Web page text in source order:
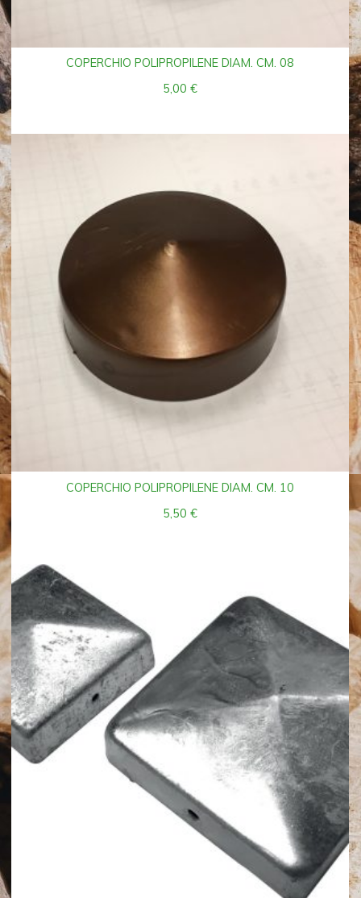
COPERCHIO POLIPROPILENE DIAM. CM. 08
5,00€
COPERCHIO POLIPROPILENE DIAM. CM. 10
5,50€